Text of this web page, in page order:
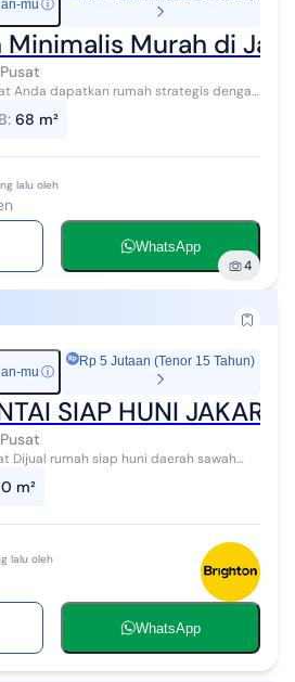
mu ⓘ
Minimalis Murah di
Anda dapatkan rumah strategis dengan
Jakarta Pusat. Rumah ini
: 68 m²
lalu oleh
WhatsApp
4
mu ⓘ
Rp 5 Jutaan (Tenor 15 Tahun)
SIAP HUNI JAKART
Dijual rumah siap huni daerah sawah
lantai 1 beton lantai 2 dak kayu, rumah
m²
lalu oleh
WhatsApp